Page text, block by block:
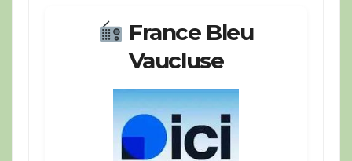
France Bleu
Vaucluse